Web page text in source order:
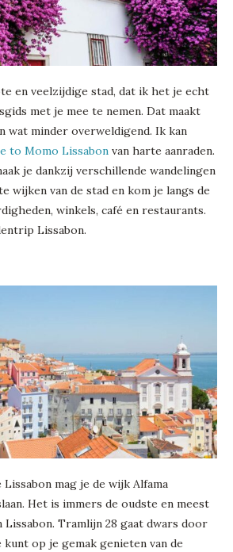
en veelzijdige stad, dat ik het je echt
met je mee te nemen. Dat maakt
wat minder overweldigend. Ik kan
to Momo Lissabon van harte aanraden.
je dankzij verschillende wandelingen
wijken van de stad en kom je langs de
winkels, café en restaurants.
Lissabon.
mag je de wijk Alfama
Het is immers de oudste en meest
Lissabon. Tramlijn 28 gaat dwars door
op je gemak genieten van de